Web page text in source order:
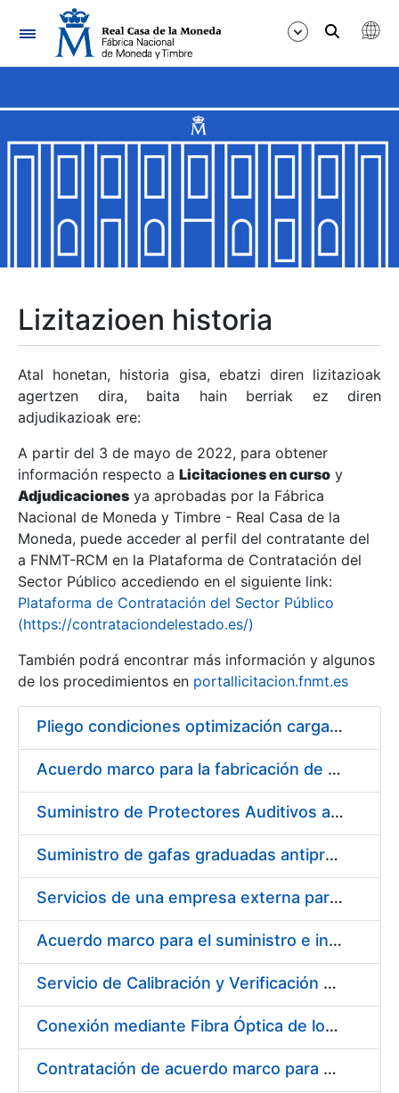
Nabigazioa
Erakutsi/Ezkutatu
Erakutsi/Ezkutatu
Erakutsi/Ezkutatu
Erakutsi/Ezkutatu
Erakutsi/Ezkutatu
Erakutsi/Ezkutatu
Erakutsi/Ezkutatu
Erakutsi/Ezkutatu
Lizitazioen historia
Atal honetan, historia gisa, ebatzi diren lizitazioak
agertzen dira, baita hain berriak ez diren
adjudikazioak ere:
A partir del 3 de mayo de 2022, para obtener
información respecto a Licitaciones en curso y
Adjudicaciones ya aprobadas por la Fábrica
Nacional de Moneda y Timbre - Real Casa de la
Moneda, puede acceder al perfil del contratante del
a FNMT-RCM en la Plataforma de Contratación del
Sector Público accediendo en el siguiente link:
Plataforma de Contratación del Sector Público
(https://contrataciondelestado.es/)
También podrá encontrar más información y algunos
de los procedimientos en portallicitacion.fnmt.es
Pliego condiciones optimización cargas compras firmado
Acuerdo marco para la fabricación de piezas
Suministro de Protectores Auditivos a medida para las personas trabajadoras de los Centros de Trabajo de Madrid y Burgos
Suministro de gafas graduadas antiproyecciones para los trabajadores de la FNMT-RCM en los centros de trabajo de Madrid y Burgos
Servicios de una empresa externa para el asesoramiento y resolución de los recursos de alzada que se presentan relacionados con procesos de selección para la FNMT-RCM
Acuerdo marco para el suministro e instalación de persianas, estores y otros complementos
Servicio de Calibración y Verificación Externa de los Equipos de Medición del Servicio de Prevención de la FNMT-RCM
Conexión mediante Fibra Óptica de los Centros de Proceso de Datos (CPDs) de las sedes de la FNMT-RCM de Burgos y Madrid
Contratación de acuerdo marco para el Suministro de Material de Electricidad para la Fábrica Nacional de Moneda y Timbre-Real Casa de la Moneda en su centro de trabajo de Burgos